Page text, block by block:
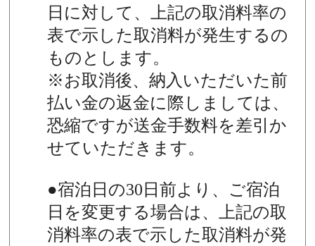
日に対して、上記の取消料率の
表で示した取消料が発生するの
ものとします。
※お取消後、納入いただいた前
払い金の返金に際しましては、
恐縮ですが送金手数料を差引か
せていただきます。
●宿泊日の30日前より、ご宿泊
日を変更する場合は、上記の取
消料率の表で示した取消料が発